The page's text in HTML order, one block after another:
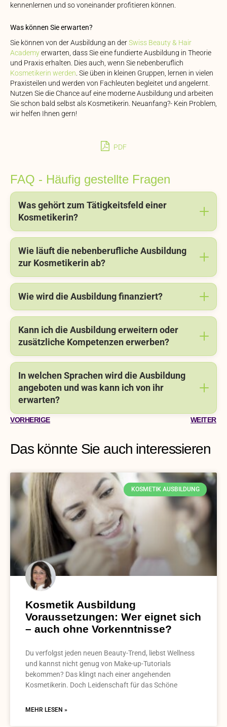
kennenlernen und so voneinander profitieren können.
Was können Sie erwarten?
Sie können von der Ausbildung an derSwiss Beauty & Hair
Academyerwarten, dass Sie eine fundierte Ausbildung in Theorie
und Praxis erhalten. Dies auch, wenn Sie nebenberuflich
Kosmetikerin werden. Sie üben in kleinen Gruppen, lernen in vielen
Praxisteilen und werden von Fachleuten begleitet und angelernt.
Nutzen Sie die Chance auf eine moderne Ausbildung und arbeiten
Sie schon bald selbst als Kosmetikerin. Neuanfang?- Kein Problem,
wir helfen Ihnen gern!
PDF
FAQ - Häufig gestellte Fragen
Was gehört zum Tätigkeitsfeld einer
Kosmetikerin?
Wie läuft die nebenberufliche Ausbildung
zur Kosmetikerin ab?
Wie wird die Ausbildung finanziert?
Kann ich die Ausbildung erweitern oder
zusätzliche Kompetenzen erwerben?
In welchen Sprachen wird die Ausbildung
angeboten und was kann ich von ihr
erwarten?
VORHERIGE WEITER
Das könnte Sie auch interessieren
KOSMETIK AUSBILDUNG
Kosmetik Ausbildung
Voraussetzungen: Wer eignet sich
– auch ohne Vorkenntnisse?
Du verfolgst jeden neuen Beauty-Trend, liebst Wellness
und kannst nicht genug von Make-up-Tutorials
bekommen? Das klingt nach einer angehenden
Kosmetikerin. Doch Leidenschaft für das Schöne
MEHR LESEN »